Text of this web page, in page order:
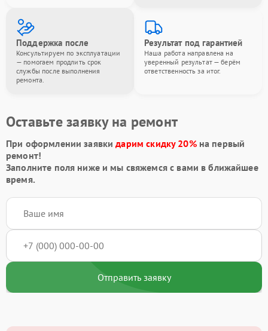
Поддержка после
Консультируем по эксплуатации
— помогаем продлить срок
службы после выполнения
ремонта.
Результат под гарантией
Наша работа направлена на
уверенный результат — берём
ответственность за итог.
Оставьте заявку на ремонт
При оформлении заявкидарим скидку 20%на первый
ремонт!
Заполните поля ниже и мы свяжемся с вами в ближайшее
время.
Отправить заявку